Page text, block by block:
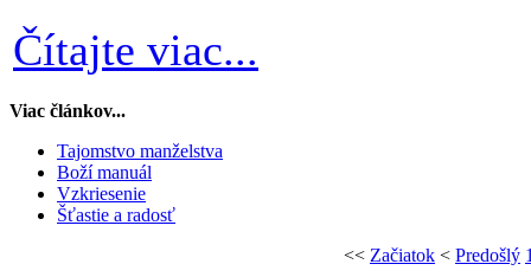
Čítajte viac...
Viac článkov...
Tajomstvo manželstva
Boží manuál
Vzkriesenie
Šťastie a radosť
<< Začiatok < Predošlý